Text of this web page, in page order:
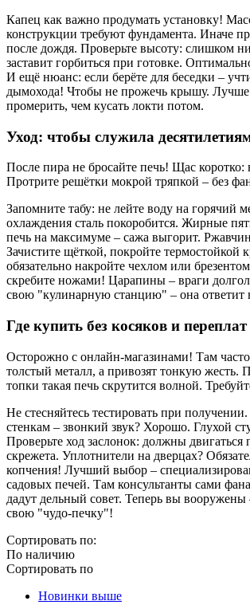
Капец как важно продумать установку!
конструкции требуют фундамента. Иначе
после дождя. Проверьте высоту: слишком
заставит горбиться при готовке.
И ещё нюанс: если берёте для беседки –
дымохода! Чтобы не прожечь крышу. Лучше
промерить, чем кусать локти потом.
Уход: чтобы служила
После пира не бросайте печь! Щас коротко:
Протрите решётки мокрой тряпкой – без
Запомните табу: не лейте воду на горячий
охлаждения сталь покоробится. Жирные
печь на максимуме – сажа выгорит.
Зачистите щёткой, покройте термостойкой
обязательно накройте чехлом или
скребите ножами! Царапины – враги
свою "кулинарную станцию" – она ответит
Где купить без косяков и переплат
Осторожно с онлайн-магазинами! Там
толстый металл, а привозят тонкую жесть.
топки такая печь скрутится волной.
Не стесняйтесь тестировать при
стенкам – звонкий звук? Хорошо. Глухой
Проверьте ход заслонок: должны двигаться
скрежета. Уплотнители на дверцах?
копчения! Лучший выбор –
садовых печей. Там консультанты сами
дадут дельный совет. Теперь вы вооружены
свою "чудо-печку"!
Сортировать по:
По наличию
Сортировать по
Новинки выше